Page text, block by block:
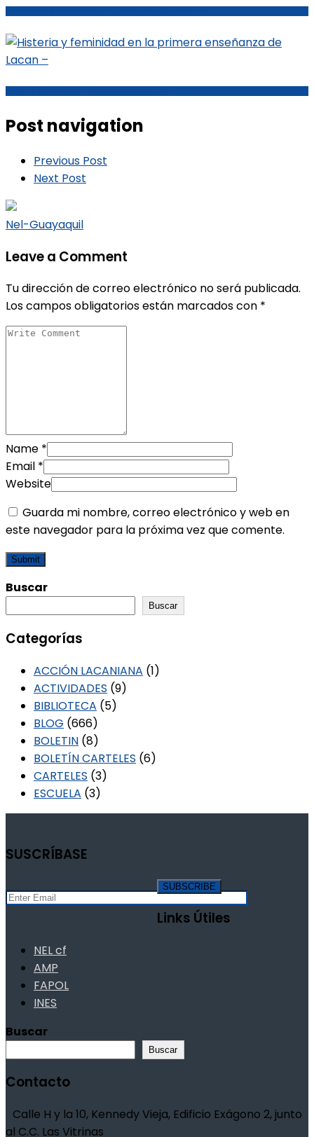
Post navigation
Previous Post
Next Post
Nel-Guayaquil
Leave a Comment
Tu dirección de correo electrónico no será publicada.
Los campos obligatorios están marcados con *
Name *
Email *
Website
Guarda mi nombre, correo electrónico y web en
este navegador para la próxima vez que comente.
Buscar
Buscar
Categorías
ACCIÓN LACANIANA (1)
ACTIVIDADES (9)
BIBLIOTECA (5)
BLOG (666)
BOLETIN (8)
BOLETÍN CARTELES (6)
CARTELES (3)
ESCUELA (3)
SUSCRÍBASE
Links Útiles
NEL cf
AMP
FAPOL
INES
Buscar
Buscar
Contacto
Calle H y la 10, Kennedy Vieja, Edificio Exágono 2, junto
al C.C. Las Vitrinas